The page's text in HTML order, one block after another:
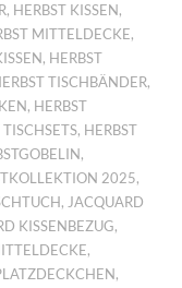
, HERBST KISSEN ,
MITTELDECKE,
, HERBST
TISCHBÄNDER,
, HERBST
TISCHSETS, HERBST
,
2025,
, JACQUARD
KISSENBEZUG,
,
,